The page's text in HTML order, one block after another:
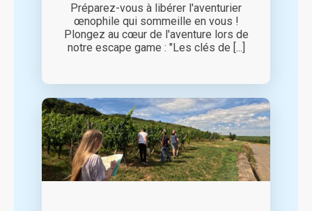
Préparez-vous à libérer l'aventurier
œnophile qui sommeille en vous !
Plongez au cœur de l'aventure lors de
notre escape game : "Les clés de [...]